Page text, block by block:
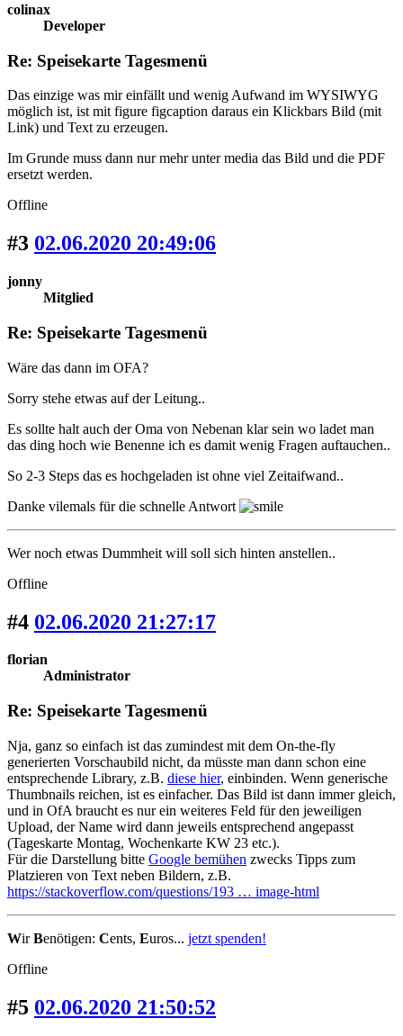
colinax
Developer
Re: Speisekarte Tagesmenü
Das einzige was mir einfällt und wenig Aufwand im WYSIWYG
möglich ist, ist mit figure figcaption daraus ein Klickbars Bild (mit
Link) und Text zu erzeugen.
Im Grunde muss dann nur mehr unter media das Bild und die PDF
ersetzt werden.
Offline
#3 02.06.2020 20:49:06
jonny
Mitglied
Re: Speisekarte Tagesmenü
Wäre das dann im OFA?
Sorry stehe etwas auf der Leitung..
Es sollte halt auch der Oma von Nebenan klar sein wo ladet man
das ding hoch wie Benenne ich es damit wenig Fragen auftauchen..
So 2-3 Steps das es hochgeladen ist ohne viel Zeitaifwand..
Danke vilemals für die schnelle Antwort
Wer noch etwas Dummheit will soll sich hinten anstellen..
Offline
#4 02.06.2020 21:27:17
florian
Administrator
Re: Speisekarte Tagesmenü
Nja, ganz so einfach ist das zumindest mit dem On-the-fly
generierten Vorschaubild nicht, da müsste man dann schon eine
entsprechende Library, z.B. diese hier, einbinden. Wenn generische
Thumbnails reichen, ist es einfacher. Das Bild ist dann immer gleich,
und in OfA braucht es nur ein weiteres Feld für den jeweiligen
Upload, der Name wird dann jeweils entsprechend angepasst
(Tageskarte Montag, Wochenkarte KW 23 etc.).
Für die Darstellung bitte Google bemühen zwecks Tipps zum
Platzieren von Text neben Bildern, z.B.
https://stackoverflow.com/questions/193 … image-html
WirBenötigen: Cents, Euros... jetzt spenden!
Offline
#5 02.06.2020 21:50:52